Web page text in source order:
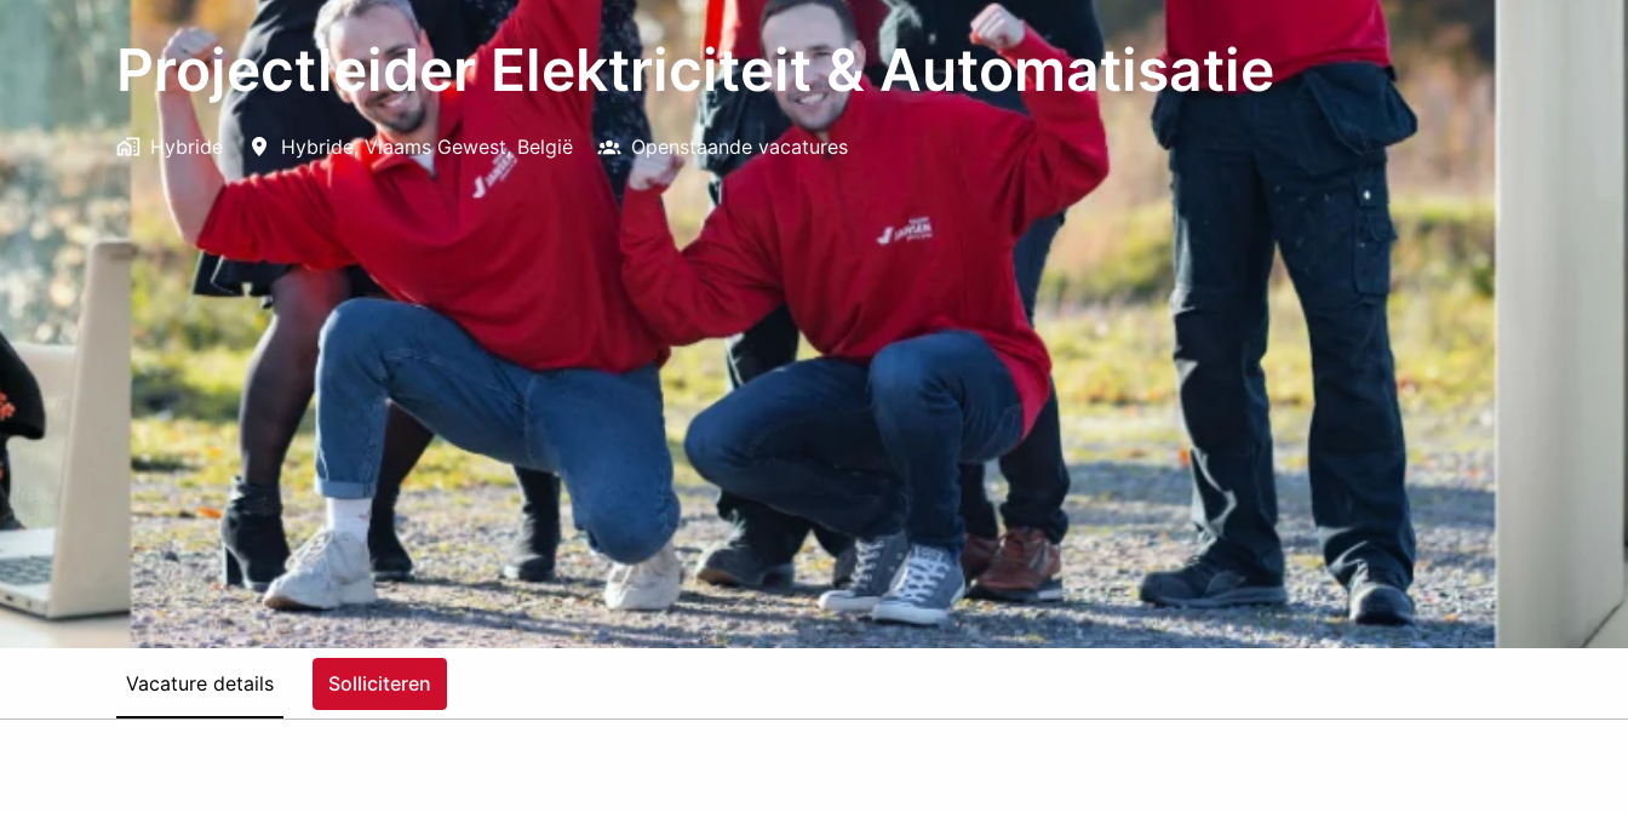
Projectleider Elektriciteit & Automatisatie
Hybride Hybride, Vlaams Gewest, België Openstaande vacatures
Vacature details Solliciteren